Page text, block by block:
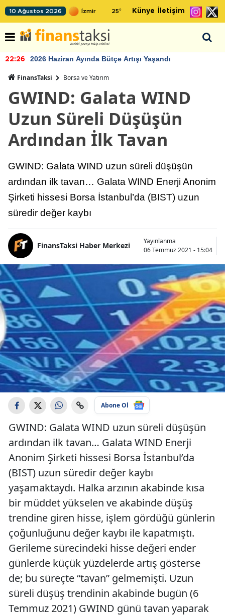
10 Ağustos 2026 25° Künye İletişim
22:26 2026 Haziran Ayında Bütçe Artışı Yaşandı
FinansTaksi Borsa ve Yatırım
GWIND: Galata WIND
Uzun Süreli Düşüşün
Ardından İlk Tavan
GWIND: Galata WIND uzun süreli düşüşün
ardından ilk tavan… Galata WIND Enerji Anonim
Şirketi hissesi Borsa İstanbul’da (BIST) uzun
süredir değer kaybı
FinansTaksi Haber Merkezi
Yayınlanma
06 Temmuz 2021 - 15:04
Abone Ol
GWIND: Galata WIND uzun süreli düşüşün
ardından ilk tavan… Galata WIND Enerji
Anonim Şirketi hissesi Borsa İstanbul’da
(BIST) uzun süredir değer kaybı
yaşamaktaydı. Halka arzının akabinde kısa
bir müddet yükselen ve akabinde düşüş
trendine giren hisse, işlem gördüğü günlerin
çoğunluğunu değer kaybı ile kapatmıştı.
Gerileme sürecindeki hisse değeri ender
günlerde küçük yüzdelerde artış gösterse
de; bu süreçte “tavan” gelmemişti. Uzun
süreli düşüş trendinin akabinde bugün (6
Temmuz 2021) GWIND günü tavan yaparak